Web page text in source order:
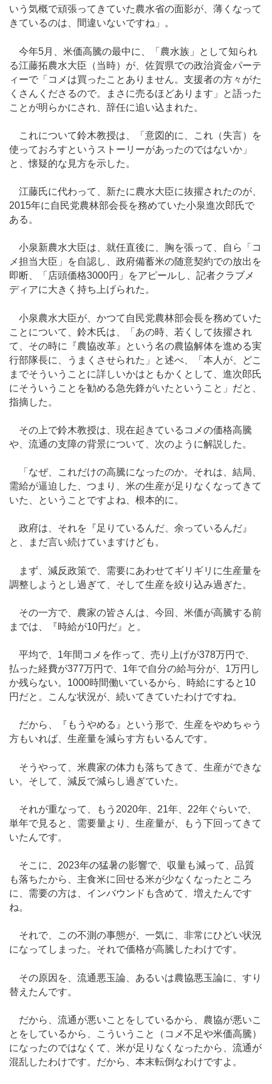
いう気概で頑張ってきていた農水省の面影が、薄くなって
きているのは、間違いないですね」。
今年5月、米価高騰の最中に、「農水族」として知られ
る江藤拓農水大臣（当時）が、佐賀県での政治資金パーテ
ィーで「コメは買ったことありません。支援者の方々がた
くさんくださるので。まさに売るほどあります」と語った
ことが明らかにされ、辞任に追い込まれた。
これについて鈴木教授は、「意図的に、これ（失言）を
使っておろすというストーリーがあったのではないか」
と、懐疑的な見方を示した。
江藤氏に代わって、新たに農水大臣に抜擢されたのが、
2015年に自民党農林部会長を務めていた小泉進次郎氏で
ある。
小泉新農水大臣は、就任直後に、胸を張って、自ら「コ
メ担当大臣」を自認し、政府備蓄米の随意契約での放出を
即断、「店頭価格3000円」をアピールし、記者クラブメ
ディアに大きく持ち上げられた。
小泉農水大臣が、かつて自民党農林部会長を務めていた
ことについて、鈴木氏は、「あの時、若くして抜擢され
て、その時に『農協改革』という名の農協解体を進める実
行部隊長に、うまくさせられた」と述べ、「本人が、どこ
までそういうことに詳しいかはともかくとして、進次郎氏
にそういうことを勧める急先鋒がいたということ」だと、
指摘した。
その上で鈴木教授は、現在起きているコメの価格高騰
や、流通の支障の背景について、次のように解説した。
「なぜ、これだけの高騰になったのか。それは、結局、
需給が逼迫した、つまり、米の生産が足りなくなってきて
いた、ということですよね、根本的に。
政府は、それを『足りているんだ、余っているんだ』
と、まだ言い続けていますけども。
まず、減反政策で、需要にあわせてギリギリに生産量を
調整しようとし過ぎて、そして生産を絞り込み過ぎた。
その一方で、農家の皆さんは、今回、米価が高騰する前
までは、『時給が10円だ』と。
平均で、1年間コメを作って、売り上げが378万円で、
払った経費が377万円で、1年で自分の給与分が、1万円し
か残らない。1000時間働いているから、時給にすると10
円だと。こんな状況が、続いてきていたわけですね。
だから、『もうやめる』という形で、生産をやめちゃう
方もいれば、生産量を減らす方もいるんです。
そうやって、米農家の体力も落ちてきて、生産ができな
い。そして、減反で減らし過ぎていた。
それが重なって、もう2020年、21年、22年ぐらいで、
単年で見ると、需要量より、生産量が、もう下回ってきて
いたんです。
そこに、2023年の猛暑の影響で、収量も減って、品質
も落ちたから、主食米に回せる米が少なくなったところ
に、需要の方は、インバウンドも含めて、増えたんです
ね。
それで、この不測の事態が、一気に、非常にひどい状況
になってしまった。それで価格が高騰したわけです。
その原因を、流通悪玉論、あるいは農協悪玉論に、すり
替えたんです。
だから、流通が悪いことをしているから、農協が悪いこ
とをしているから、こういうこと（コメ不足や米価高騰）
になったのではなくて、米が足りなくなったから、流通が
混乱したわけです。だから、本末転倒なわけですよ。